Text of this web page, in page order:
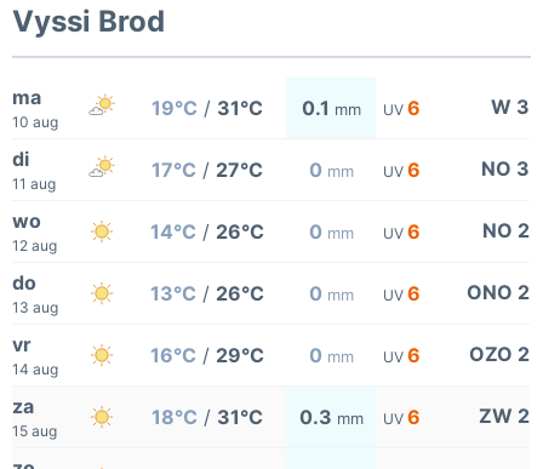
Vyssi Brod
ma
10 aug
19°C / 31°C 0.1 mm UV 6 W 3
di
11 aug
17°C / 27°C 0 mm UV 6 NO 3
wo
12 aug
14°C / 26°C 0 mm UV 6 NO 2
do
13 aug
13°C / 26°C 0 mm UV 6 ONO 2
vr
14 aug
16°C / 29°C 0 mm UV 6 OZO 2
za
15 aug
18°C / 31°C 0.3 mm UV 6 ZW 2